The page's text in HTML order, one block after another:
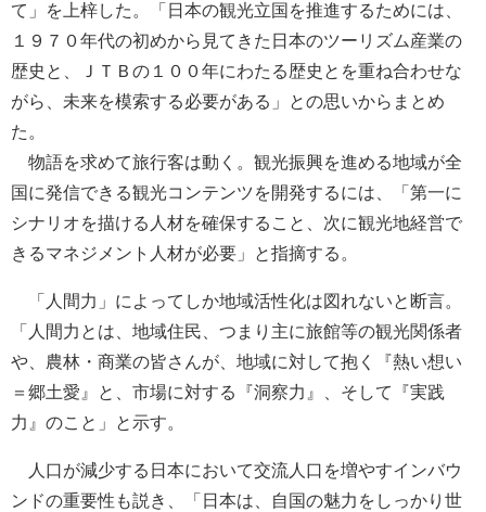
て」を上梓した。「日本の観光立国を推進するためには、
１９７０年代の初めから見てきた日本のツーリズム産業の
歴史と、ＪＴＢの１００年にわたる歴史とを重ね合わせな
がら、未来を模索する必要がある」との思いからまとめ
た。
物語を求めて旅行客は動く。観光振興を進める地域が全
国に発信できる観光コンテンツを開発するには、「第一に
シナリオを描ける人材を確保すること、次に観光地経営で
きるマネジメント人材が必要」と指摘する。
「人間力」によってしか地域活性化は図れないと断言。
「人間力とは、地域住民、つまり主に旅館等の観光関係者
や、農林・商業の皆さんが、地域に対して抱く『熱い想い
＝郷土愛』と、市場に対する『洞察力』、そして『実践
力』のこと」と示す。
人口が減少する日本において交流人口を増やすインバウ
ンドの重要性も説き、「日本は、自国の魅力をしっかり世